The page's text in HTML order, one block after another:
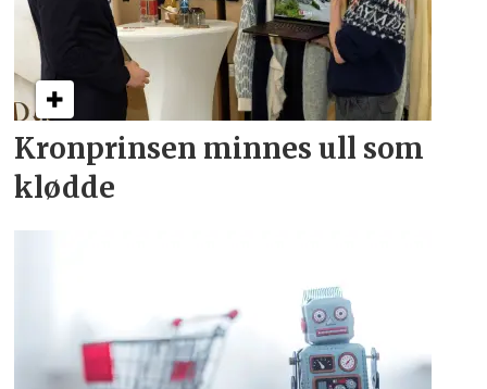
Kronprinsen minnes ull som
klødde